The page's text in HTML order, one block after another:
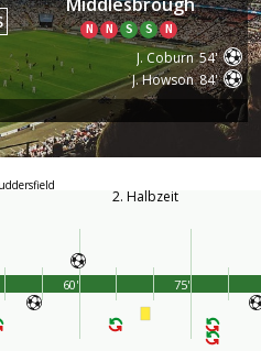
N N S S N
J. Coburn 54'
J. Howson 84'
2. Halbzeit
60' 75'